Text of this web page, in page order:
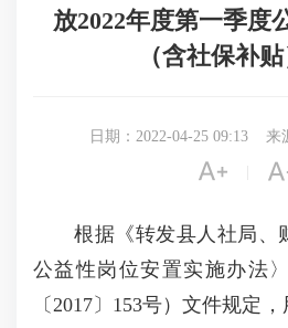
放2022年度第一季度
（含社保补
日期：2022-04-25 09:13 来

根据《转发县人社局、
公益性岗位安置实施办法
〔2017〕153号）文件规定